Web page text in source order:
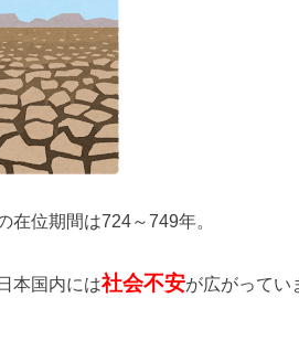
在位期間は724～749年。
本国内には社会不安が広がってい